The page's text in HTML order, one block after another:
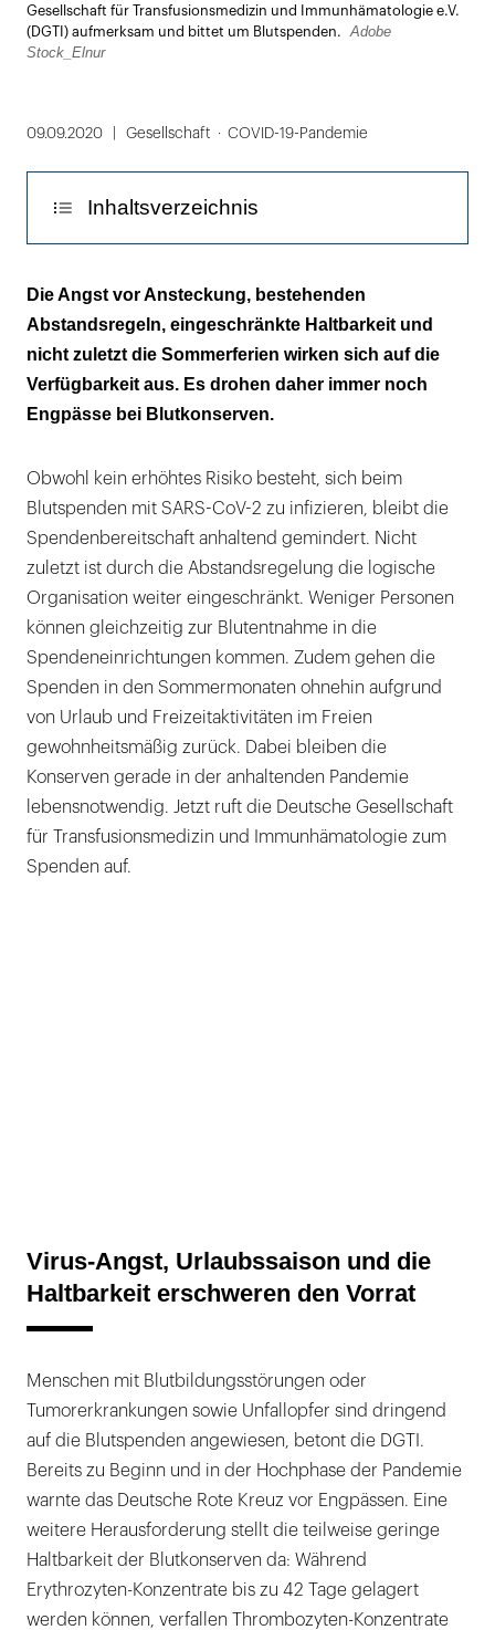
Gesellschaft für Transfusionsmedizin und Immunhämatologie e.V.
(DGTI) aufmerksam und bittet um Blutspenden.
Adobe
Stock_Elnur
09.09.2020 Gesellschaft COVID-19-Pandemie
Inhaltsverzeichnis
Virus-Angst, Urlaubssaison und die
Haltbarkeit erschweren den Vorrat
Die Angst vor Ansteckung, bestehenden
Abstandsregeln, eingeschränkte Haltbarkeit und
nicht zuletzt die Sommerferien wirken sich auf die
Verfügbarkeit aus. Es drohen daher immer noch
Engpässe bei Blutkonserven.
Obwohl kein erhöhtes Risiko besteht, sich beim
Blutspenden mit SARS-CoV-2 zu infizieren, bleibt die
Spendenbereitschaft anhaltend gemindert. Nicht
zuletzt ist durch die Abstandsregelung die logische
Organisation weiter eingeschränkt. Weniger Personen
können gleichzeitig zur Blutentnahme in die
Spendeneinrichtungen kommen. Zudem gehen die
Spenden in den Sommermonaten ohnehin aufgrund
von Urlaub und Freizeitaktivitäten im Freien
gewohnheitsmäßig zurück. Dabei bleiben die
Konserven gerade in der anhaltenden Pandemie
lebensnotwendig. Jetzt ruft die Deutsche Gesellschaft
für Transfusionsmedizin und Immunhämatologie zum
Spenden auf.
Virus-Angst, Urlaubssaison und die
Haltbarkeit erschweren den Vorrat
Menschen mit Blutbildungsstörungen oder
Tumorerkrankungen sowie Unfallopfer sind dringend
auf die Blutspenden angewiesen, betont die DGTI.
Bereits zu Beginn und in der Hochphase der Pandemie
warnte das Deutsche Rote Kreuz vor Engpässen. Eine
weitere Herausforderung stellt die teilweise geringe
Haltbarkeit der Blutkonserven da: Während
Erythrozyten-Konzentrate bis zu 42 Tage gelagert
werden können, verfallen Thrombozyten-Konzentrate